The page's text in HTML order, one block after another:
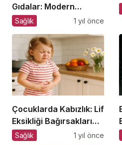
Gıdalar: Modern
Tabağın Gizli
Sağlık 1 yıl önce
Çocuklarda Kabızlık: Lif
Eksikliği Bağırsakları
Nasıl Yavaşlatır?
Sağlık 1 yıl önce